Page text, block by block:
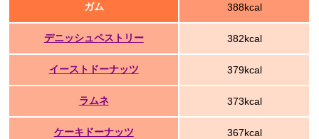
ガム 388kcal
デニッシュペストリー 382kcal
イーストドーナッツ 379kcal
ラムネ 373kcal
ケーキドーナッツ 367kcal